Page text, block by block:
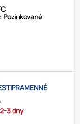
Pozinkované
3 dny